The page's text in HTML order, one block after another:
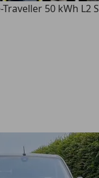
Traveller 50 kWh L2